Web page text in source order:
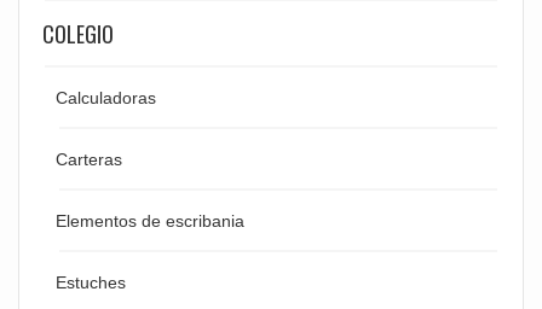
COLEGIO
Calculadoras
Carteras
Elementos de escribania
Estuches